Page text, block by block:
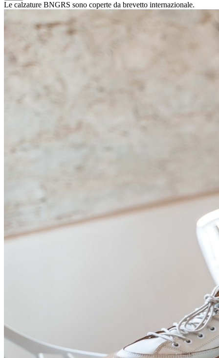
Le calzature BNGRS sono coperte da brevetto internazionale.